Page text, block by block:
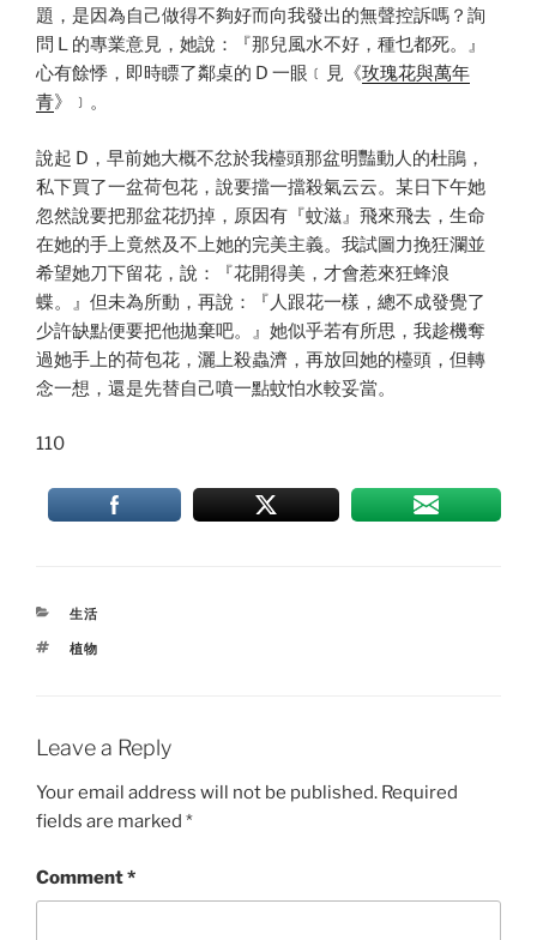
題，是因為自己做得不夠好而向我發出的無聲控訴嗎？詢
問 L 的專業意見，她說：『那兒風水不好，種乜都死。』
心有餘悸，即時瞟了鄰桌的 D 一眼﹝見《玫瑰花與萬年
青》﹞。
說起 D，早前她大概不忿於我檯頭那盆明豔動人的杜鵑，
私下買了一盆荷包花，說要擋一擋殺氣云云。某日下午她
忽然說要把那盆花扔掉，原因有『蚊滋』飛來飛去，生命
在她的手上竟然及不上她的完美主義。我試圖力挽狂瀾並
希望她刀下留花，說：『花開得美，才會惹來狂蜂浪
蝶。』但未為所動，再說：『人跟花一樣，總不成發覺了
少許缺點便要把他拋棄吧。』她似乎若有所思，我趁機奪
過她手上的荷包花，灑上殺蟲濟，再放回她的檯頭，但轉
念一想，還是先替自己噴一點蚊怕水較妥當。
110
CATEGORIES
生活
TAGS
植物
Leave a Reply
Your email address will not be published. Required
fields are marked *
Comment*